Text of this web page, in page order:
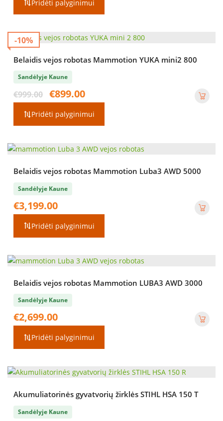
€1,299.00.
Pridėti palyginimui
-10%
Belaidis vejos robotas Mammotion YUKA mini2 800
Sandėlyje Kaune
€999.00
Original
price
was:
€999.00.
€899.00Current
Pridėti palyginimui
Belaidis vejos robotas Mammotion Luba3 AWD 5000
Sandėlyje Kaune
€3,199.00
Pridėti palyginimui
Belaidis vejos robotas Mammotion LUBA3 AWD 3000
Sandėlyje Kaune
€2,699.00
Pridėti palyginimui
Akumuliatorinės gyvatvorių žirklės STIHL HSA 150 T
Sandėlyje Kaune